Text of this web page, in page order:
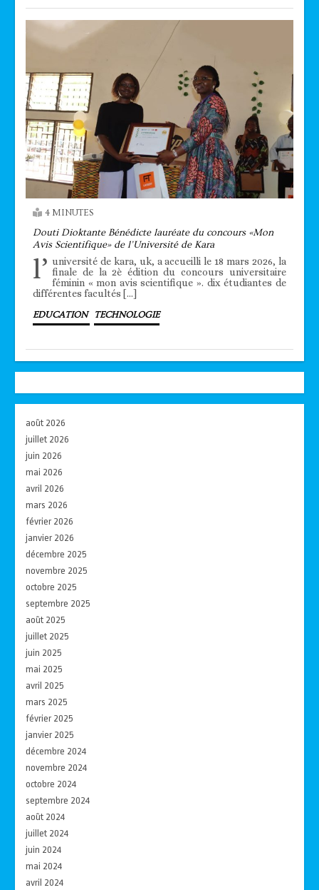
4 MINUTES
Douti Dioktante Bénédicte lauréate du concours «Mon
Avis Scientifique» de l’Université de Kara
l’ université de kara, uk, a accueilli le 18 mars 2026, la
finale de la 2è édition du concours universitaire
féminin « mon avis scientifique ». dix étudiantes de
différentes facultés […]
EDUCATION TECHNOLOGIE
août 2026
juillet 2026
juin 2026
mai 2026
avril 2026
mars 2026
février 2026
janvier 2026
décembre 2025
novembre 2025
octobre 2025
septembre 2025
août 2025
juillet 2025
juin 2025
mai 2025
avril 2025
mars 2025
février 2025
janvier 2025
décembre 2024
novembre 2024
octobre 2024
septembre 2024
août 2024
juillet 2024
juin 2024
mai 2024
avril 2024